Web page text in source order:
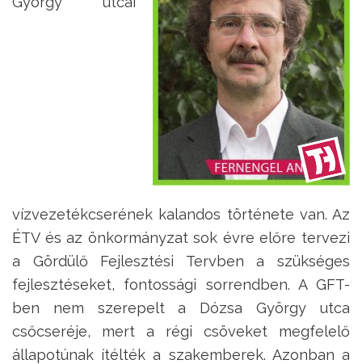
vízvezetékcserének kalandos története van. Az
ÉTV és az önkormányzat sok évre előre tervezi
a Gördülő Fejlesztési Tervben a szükséges
fejlesztéseket, fontossági sorrendben. A GFT-
ben nem szerepelt a Dózsa György utca
csőcseréje, mert a régi csöveket megfelelő
állapotúnak ítélték a szakemberek. Azonban a